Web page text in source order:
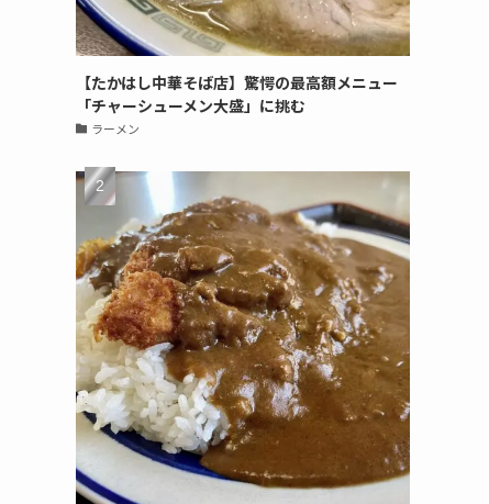
【たかはし中華そば店】驚愕の最高額メニュー
「チャーシューメン大盛」に挑む
ラーメン